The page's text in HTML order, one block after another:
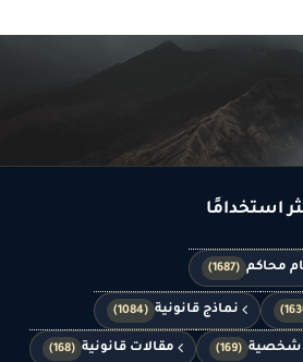
استخدامًا
محاكم (1687)
نماذج قانونية (1084)
شخصية (169) مقالات قانونية (168)